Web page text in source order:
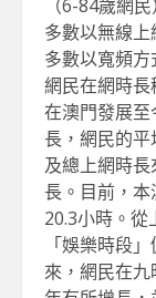
（6-84歲網
多數以無線上
多數以寬頻方
網民在網時
在澳門發展
長，網民的
及總上網時
長。目前，
20.3小時。
「娛樂時段
來，網民在